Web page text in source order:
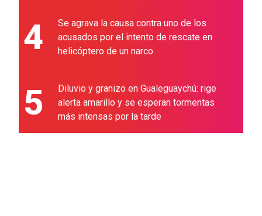
4
Se agrava la causa contra uno de los
acusados por el intento de rescate en
helicóptero de un narco
5
Diluvio y granizo en Gualeguaychú: rige
alerta amarillo y se esperan tormentas
más intensas por la tarde